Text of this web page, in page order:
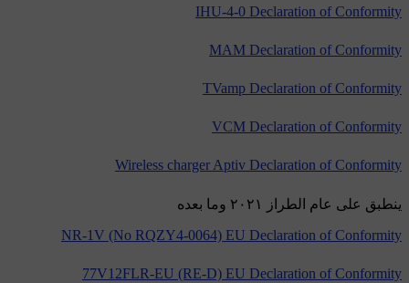
IHU-4-0 Declaration of Conformity
MAM Declaration of Conformity
TVamp Declaration of Conformity
VCM Declaration of Conformity
Wireless charger Aptiv Declaration of Conformity
ينطبق على عام الطراز ٢٠٢١ وما بعده
NR-1V (No RQZY4-0064) EU Declaration of Conformity
77V12FLR-EU (RE-D) EU Declaration of Conformity